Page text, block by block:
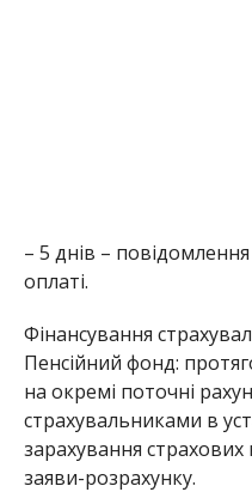
– 5 днів –
оплаті.
Фінансування
Пенсійний фонд:
на окремі поточні
страхувальниками в
зарахування
заяви-розрахунку.